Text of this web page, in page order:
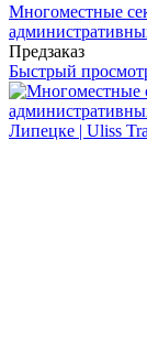
Многоместные
Предзаказ
Быстрый